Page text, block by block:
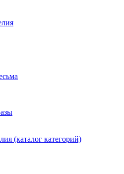
(каталог категорий)